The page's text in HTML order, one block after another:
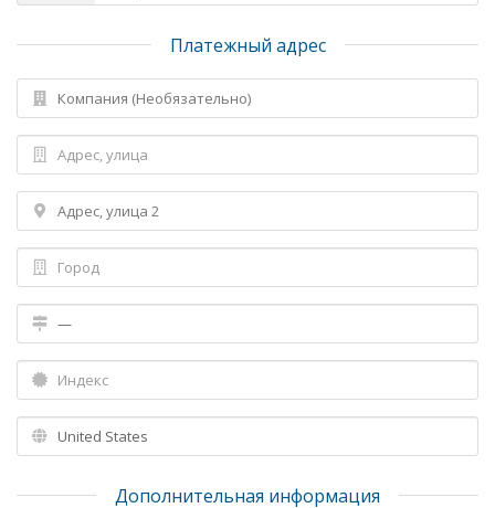
Платежный адрес
Дополнительная информация